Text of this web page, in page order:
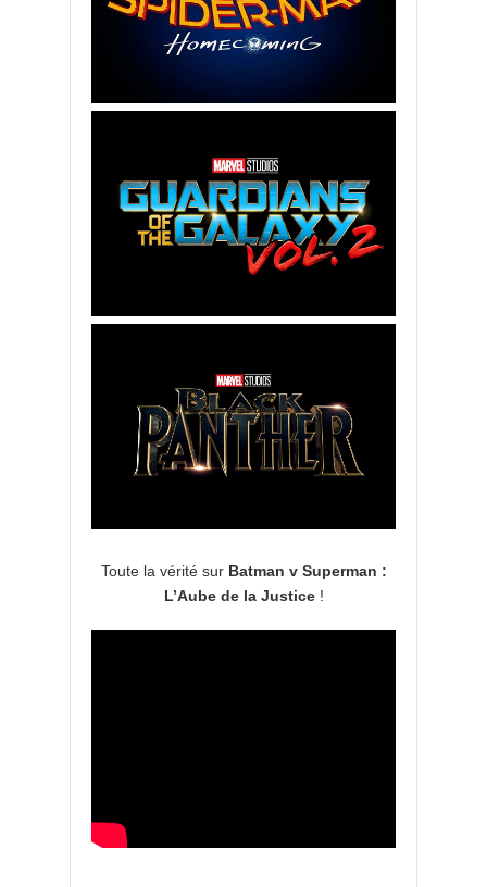
Toute la vérité sur Batman v Superman :
L’Aube de la Justice!